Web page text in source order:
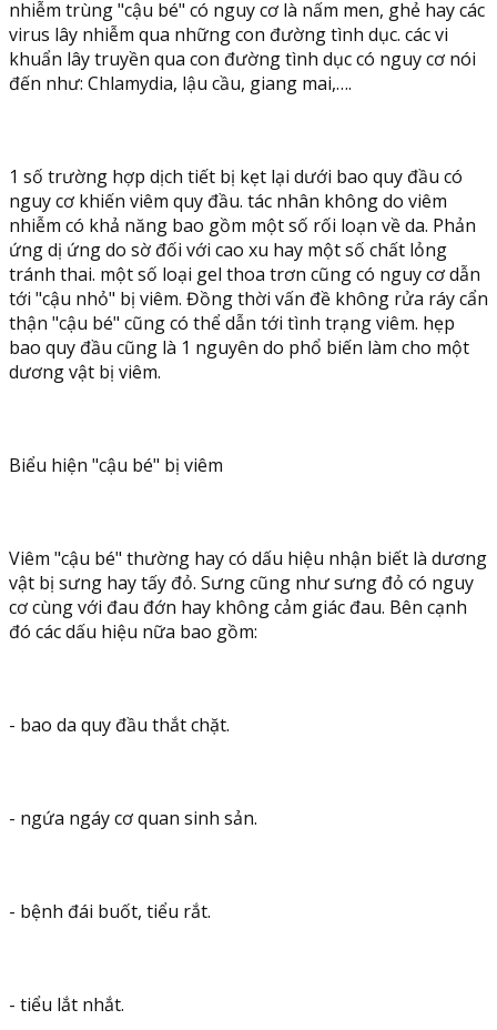
nhiễm trùng "cậu bé" có nguy cơ là nấm men, ghẻ hay các
virus lây nhiễm qua những con đường tình dục. các vi
khuẩn lây truyền qua con đường tình dục có nguy cơ nói
đến như: Chlamydia, lậu cầu, giang mai,….
1 số trường hợp dịch tiết bị kẹt lại dưới bao quy đầu có
nguy cơ khiến viêm quy đầu. tác nhân không do viêm
nhiễm có khả năng bao gồm một số rối loạn về da. Phản
ứng dị ứng do sờ đối với cao xu hay một số chất lỏng
tránh thai. một số loại gel thoa trơn cũng có nguy cơ dẫn
tới "cậu nhỏ" bị viêm. Đồng thời vấn đề không rửa ráy cẩn
thận "cậu bé" cũng có thể dẫn tới tình trạng viêm. hẹp
bao quy đầu cũng là 1 nguyên do phổ biến làm cho một
dương vật bị viêm.
Biểu hiện "cậu bé" bị viêm
Viêm "cậu bé" thường hay có dấu hiệu nhận biết là dương
vật bị sưng hay tấy đỏ. Sưng cũng như sưng đỏ có nguy
cơ cùng với đau đớn hay không cảm giác đau. Bên cạnh
đó các dấu hiệu nữa bao gồm:
- bao da quy đầu thắt chặt.
- ngứa ngáy cơ quan sinh sản.
- bệnh đái buốt, tiểu rắt.
- tiểu lắt nhắt.